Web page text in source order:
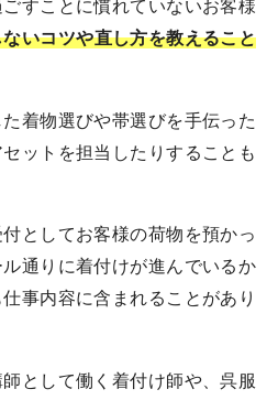
すことに慣れていないお客様
いコツや直し方を教えること
着物選びや帯選びを手伝った
ットを担当したりすることも
としてお客様の荷物を預かっ
通りに着付けが進んでいるか
事内容に含まれることがあり
として働く着付け師や、呉服